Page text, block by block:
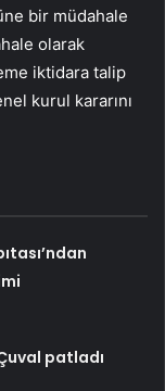
bir müdahale
olarak
iktidara talip
kurul kararını
patladı